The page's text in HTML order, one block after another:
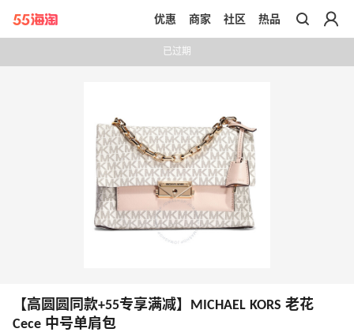
带你去官网买正品
优惠 商家 社区 热品
已过期
【高圆圆同款+55专享满减】MICHAEL KORS 老花
Cece 中号单肩包